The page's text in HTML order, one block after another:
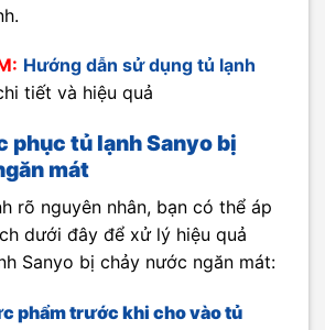
Hướng dẫn sử dụng tủ lạnh
tiết và hiệu quả
phục tủ lạnh Sanyo bị
mát
rõ nguyên nhân, bạn có thể áp
dưới đây để xử lý hiệu quả
Sanyo bị chảy nước ngăn mát:
phẩm trước khi cho vào tủ